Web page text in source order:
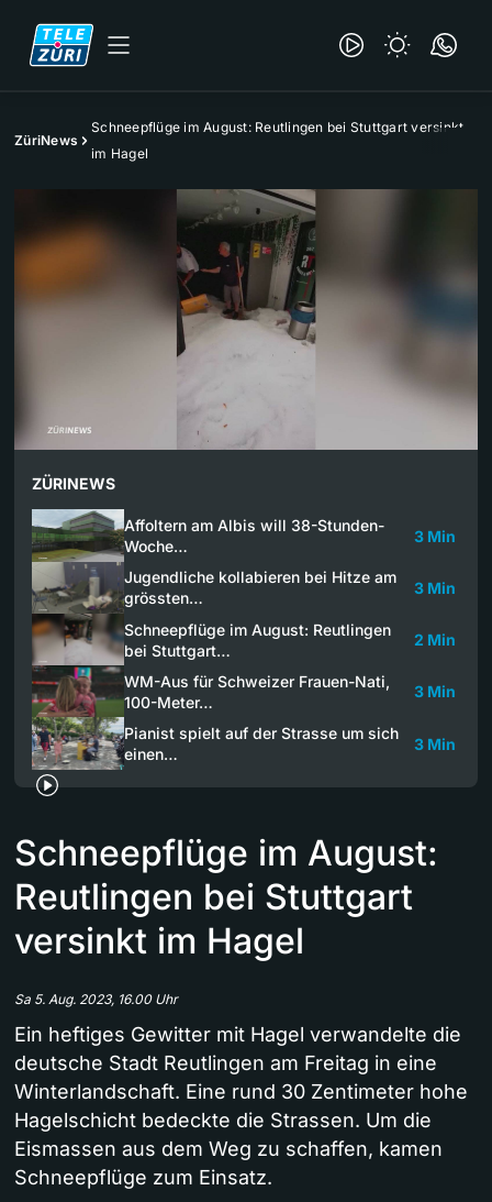
ZüriNews
Schneepflüge im August: Reutlingen bei Stuttgart versinkt
im Hagel
ZÜRINEWS
Affoltern am Albis will 38-Stunden-
Woche…
3 Min
Jugendliche kollabieren bei Hitze am
grössten…
3 Min
Schneepflüge im August: Reutlingen
bei Stuttgart…
2 Min
WM-Aus für Schweizer Frauen-Nati,
100-Meter…
3 Min
Pianist spielt auf der Strasse um sich
einen…
3 Min
Schneepflüge im August:
Reutlingen bei Stuttgart
versinkt im Hagel
Sa 5. Aug. 2023, 16.00 Uhr
Ein heftiges Gewitter mit Hagel verwandelte die
deutsche Stadt Reutlingen am Freitag in eine
Winterlandschaft. Eine rund 30 Zentimeter hohe
Hagelschicht bedeckte die Strassen. Um die
Eismassen aus dem Weg zu schaffen, kamen
Schneepflüge zum Einsatz.